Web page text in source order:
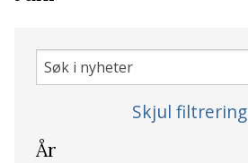
Søk
i
Skjul filtrering
År